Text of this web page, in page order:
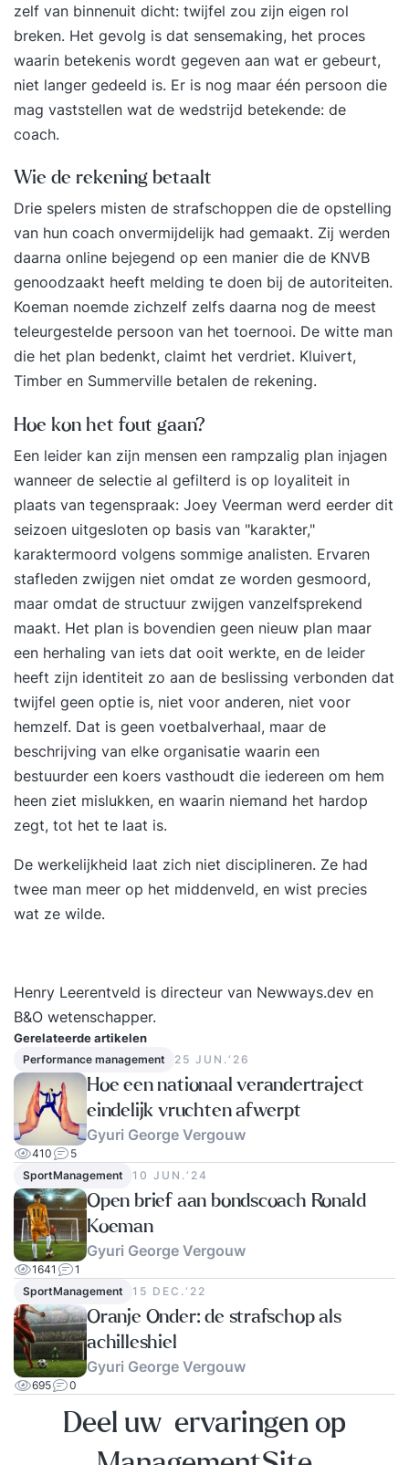
zelf van binnenuit dicht: twijfel zou zijn eigen rol
breken. Het gevolg is dat sensemaking, het proces
waarin betekenis wordt gegeven aan wat er gebeurt,
niet langer gedeeld is. Er is nog maar één persoon die
mag vaststellen wat de wedstrijd betekende: de
coach.
Wie de rekening betaalt
Drie spelers misten de strafschoppen die de opstelling
van hun coach onvermijdelijk had gemaakt. Zij werden
daarna online bejegend op een manier die de KNVB
genoodzaakt heeft melding te doen bij de autoriteiten.
Koeman noemde zichzelf zelfs daarna nog de meest
teleurgestelde persoon van het toernooi. De witte man
die het plan bedenkt, claimt het verdriet. Kluivert,
Timber en Summerville betalen de rekening.
Hoe kon het fout gaan?
Een leider kan zijn mensen een rampzalig plan injagen
wanneer de selectie al gefilterd is op loyaliteit in
plaats van tegenspraak: Joey Veerman werd eerder dit
seizoen uitgesloten op basis van "karakter,"
karaktermoord volgens sommige analisten. Ervaren
stafleden zwijgen niet omdat ze worden gesmoord,
maar omdat de structuur zwijgen vanzelfsprekend
maakt. Het plan is bovendien geen nieuw plan maar
een herhaling van iets dat ooit werkte, en de leider
heeft zijn identiteit zo aan de beslissing verbonden dat
twijfel geen optie is, niet voor anderen, niet voor
hemzelf. Dat is geen voetbalverhaal, maar de
beschrijving van elke organisatie waarin een
bestuurder een koers vasthoudt die iedereen om hem
heen ziet mislukken, en waarin niemand het hardop
zegt, tot het te laat is.
De werkelijkheid laat zich niet disciplineren. Ze had
twee man meer op het middenveld, en wist precies
wat ze wilde.
Henry Leerentveld is directeur van Newways.dev en
B&O wetenschapper.
Gerelateerde artikelen
Performance management 25 JUN.‘26
Hoe een nationaal verandertraject
eindelijk vruchten afwerpt
Gyuri George Vergouw
410
5
SportManagement
10 JUN.‘24
Open brief aan bondscoach Ronald
Koeman
Gyuri George Vergouw
1641
1
SportManagement
15 DEC.‘22
Oranje Onder: de strafschop als
achilleshiel
Gyuri George Vergouw
695 0
Deel uw ervaringen op